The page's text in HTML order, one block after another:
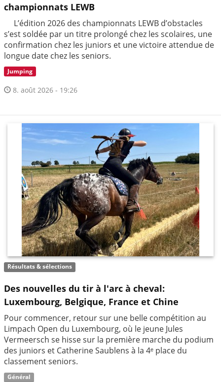
championnats LEWB
L’édition 2026 des championnats LEWB d’obstacles
s’est soldée par un titre prolongé chez les scolaires, une
confirmation chez les juniors et une victoire attendue de
longue date chez les seniors.
Jumping
8. août 2026 - 19:26
Résultats & sélections
Des nouvelles du tir à l'arc à cheval:
Luxembourg, Belgique, France et Chine
Pour commencer, retour sur une belle compétition au
Limpach Open du Luxembourg, où le jeune Jules
Vermeersch se hisse sur la première marche du podium
des juniors et Catherine Saublens à la 4ᵉ place du
classement seniors.
Général